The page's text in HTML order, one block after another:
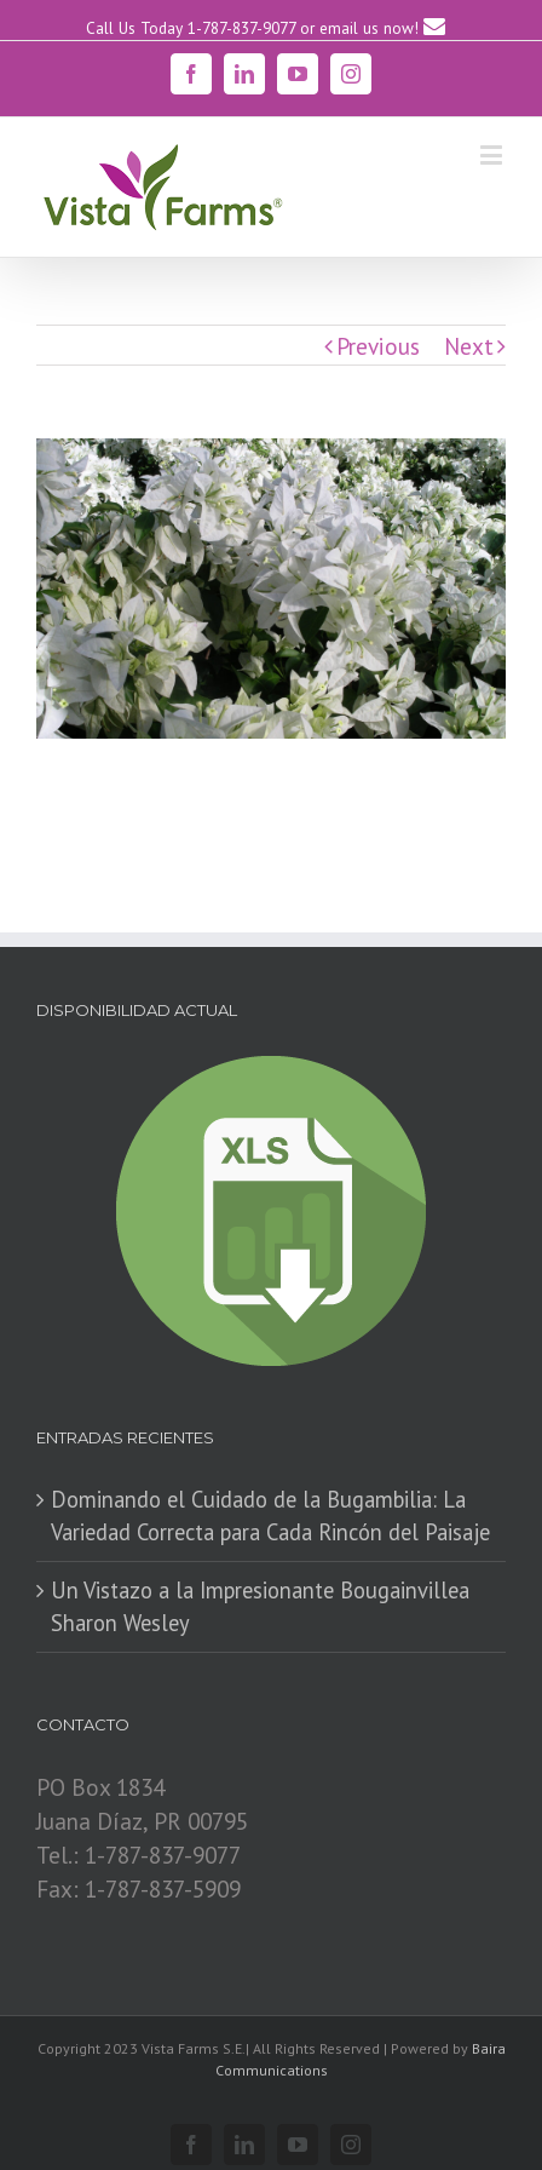
Call Us Today 1-787-837-9077 or email us now!
FacebookLinkedinYouTubeInstagram
Previous Next
DISPONIBILIDAD ACTUAL
ENTRADAS RECIENTES
Dominando el Cuidado de la Bugambilia: La
Variedad Correcta para Cada Rincón del Paisaje
​Un Vistazo a la Impresionante Bougainvillea
Sharon Wesley
CONTACTO
PO Box 1834
Juana Díaz, PR 00795
Tel.: 1-787-837-9077
Fax: 1-787-837-5909
Copyright 2023 Vista Farms S.E.| All Rights Reserved | Powered by Baira
Communications
FacebookLinkedinYouTubeInstagram